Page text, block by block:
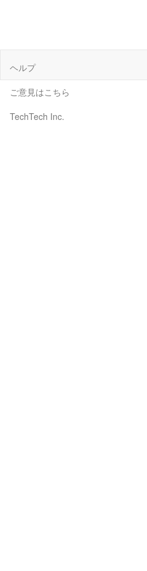
ヘルプ
ご意見はこちら
TechTech Inc.